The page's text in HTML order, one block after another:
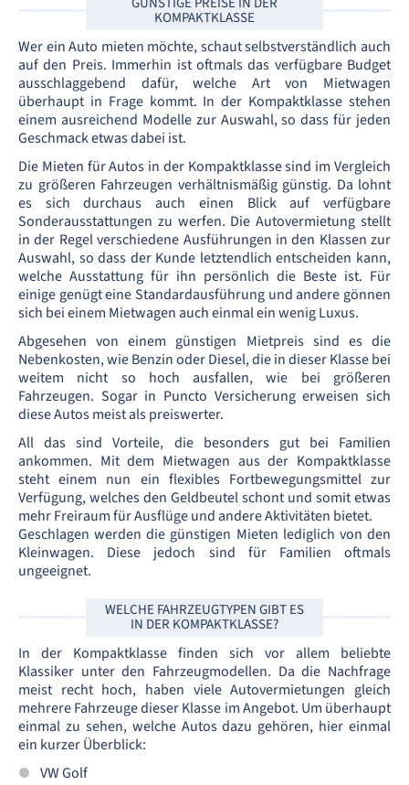
KOMPAKTKLASSE
Wer ein Auto mieten möchte, schaut selbstverständlich auch
auf den Preis. Immerhin ist oftmals das verfügbare Budget
ausschlaggebend dafür, welche Art von Mietwagen
überhaupt in Frage kommt. In der Kompaktklasse stehen
einem ausreichend Modelle zur Auswahl, so dass für jeden
Geschmack etwas dabei ist.
Die Mieten für Autos in der Kompaktklasse sind im Vergleich
zu größeren Fahrzeugen verhältnismäßig günstig. Da lohnt
es sich durchaus auch einen Blick auf verfügbare
Sonderausstattungen zu werfen. Die Autovermietung stellt
in der Regel verschiedene Ausführungen in den Klassen zur
Auswahl, so dass der Kunde letztendlich entscheiden kann,
welche Ausstattung für ihn persönlich die Beste ist. Für
einige genügt eine Standardausführung und andere gönnen
sich bei einem Mietwagen auch einmal ein wenig Luxus.
Abgesehen von einem günstigen Mietpreis sind es die
Nebenkosten, wie Benzin oder Diesel, die in dieser Klasse bei
weitem nicht so hoch ausfallen, wie bei größeren
Fahrzeugen. Sogar in Puncto Versicherung erweisen sich
diese Autos meist als preiswerter.
All das sind Vorteile, die besonders gut bei Familien
ankommen. Mit dem Mietwagen aus der Kompaktklasse
steht einem nun ein flexibles Fortbewegungsmittel zur
Verfügung, welches den Geldbeutel schont und somit etwas
mehr Freiraum für Ausflüge und andere Aktivitäten bietet.
Geschlagen werden die günstigen Mieten lediglich von den
Kleinwagen. Diese jedoch sind für Familien oftmals
ungeeignet.
WELCHE FAHRZEUGTYPEN GIBT ES
IN DER KOMPAKTKLASSE?
In der Kompaktklasse finden sich vor allem beliebte
Klassiker unter den Fahrzeugmodellen. Da die Nachfrage
meist recht hoch, haben viele Autovermietungen gleich
mehrere Fahrzeuge dieser Klasse im Angebot. Um überhaupt
einmal zu sehen, welche Autos dazu gehören, hier einmal
ein kurzer Überblick:
VW Golf